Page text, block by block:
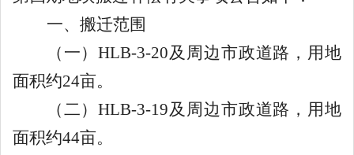
一、搬迁范围
（一）HLB-3-20及周边市政道路，用地
面积约24亩。
（二）HLB-3-19及周边市政道路，用地
面积约44亩。